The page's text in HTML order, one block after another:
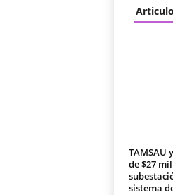
TAMSAU
de $27
sistema